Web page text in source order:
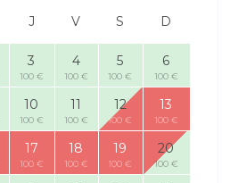
J V S D
3
100 €
4
100 €
5
100 €
6
100 €
10
100 €
11
100 €
12
100 €
13
100 €
17
100 €
18
100 €
19
100 €
20
100 €